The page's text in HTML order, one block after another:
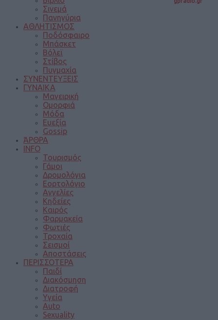
Σινεμά
Πανηγύρια
ΑΘΛΗΤΙΣΜΟΣ
Ποδόσφαιρο
Μπάσκετ
Βόλεϊ
Στίβος
Πυγμαχία
ΣΥΝΕΝΤΕΥΞΕΙΣ
ΓΥΝΑΙΚΑ
Μαγειρική
Ομορφιά
Μόδα
Ευεξία
Gossip
ΆΡΘΡΑ
INFO
Τουρισμός
Γάμοι
Δρομολόγια
Εορτολόγιο
Αγγελίες
Κηδείες
Καιρός
Φαρμακεία
Φωτιές
Τροχαία
Σεισμοί
Αποστάσεις
ΠΕΡΙΣΣΟΤΕΡΑ
Παιδί
Διακόσμηση
Διατροφή
Υγεία
Auto
Sexuality